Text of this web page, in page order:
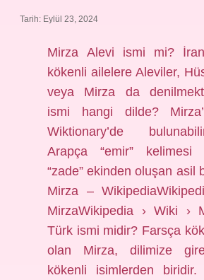
Tarih: Eylül 23, 2024
Mirza Alevi ismi mi?
kökenli ailelere Aleviler,
veya Mirza da
ismi hangi dilde?
Wiktionary’de
Arapça “emir”
“zade” ekinden oluşan asil
Mirza –
MirzaWikipedia › Wiki ›
Türk ismi midir? Farsça
olan Mirza, dilimize
kökenli isimlerden